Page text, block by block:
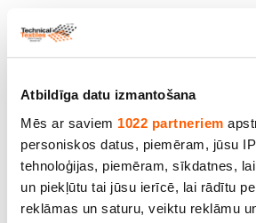
Atbildīga datu izmantošana
Mēs ar saviem 1022 partneriem
personiskos datus, piemēram, jūsu
tehnoloģijas, piemēram, sīkdatnes,
un piekļūtu tai jūsu ierīcē, lai rādītu
reklāmas un saturu, veiktu reklāmu
Jūsu atsauksmes